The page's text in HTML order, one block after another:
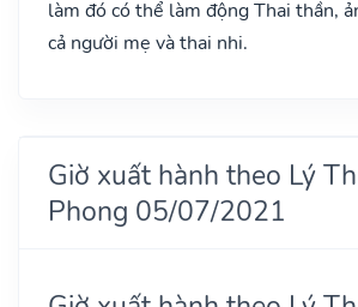
làm đó có thể làm động Thai thần,
cả người mẹ và thai nhi.
Giờ xuất hành theo Lý
Phong 05/07/2021